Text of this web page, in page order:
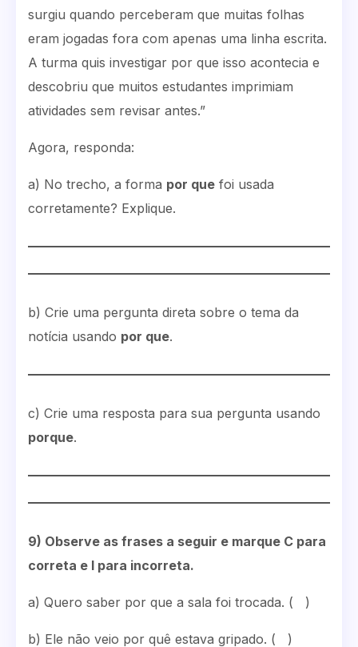
surgiu quando perceberam que muitas folhas
eram jogadas fora com apenas uma linha escrita.
A turma quis investigar por que isso acontecia e
descobriu que muitos estudantes imprimiam
atividades sem revisar antes.”
Agora, responda:
a) No trecho, a forma por que foi usada
corretamente? Explique.
b) Crie uma pergunta direta sobre o tema da
notícia usando por que.
c) Crie uma resposta para sua pergunta usando
porque.
9) Observe as frases a seguir e marque C para
correta e I para incorreta.
a) Quero saber por que a sala foi trocada. ( )
b) Ele não veio por quê estava gripado. ( )